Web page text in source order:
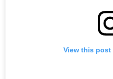
View this post